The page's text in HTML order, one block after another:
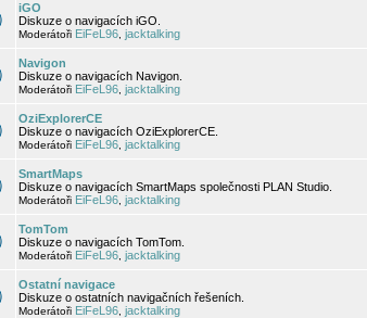
iGO
Diskuze o navigacích iGO.
Moderátoři EiFeL96 jacktalking
Navigon
Diskuze o navigacích Navigon.
Moderátoři EiFeL96 jacktalking
OziExplorerCE
Diskuze o navigacích OziExplorerCE.
Moderátoři EiFeL96 jacktalking
SmartMaps
Diskuze o navigacích SmartMaps společnosti PLAN Studio.
Moderátoři EiFeL96 jacktalking
TomTom
Diskuze o navigacích TomTom.
Moderátoři EiFeL96 jacktalking
Ostatní navigace
Diskuze o ostatních navigačních řešeních.
Moderátoři EiFeL96 jacktalking